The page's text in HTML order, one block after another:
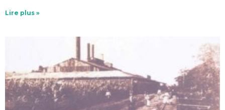
Lire plus »